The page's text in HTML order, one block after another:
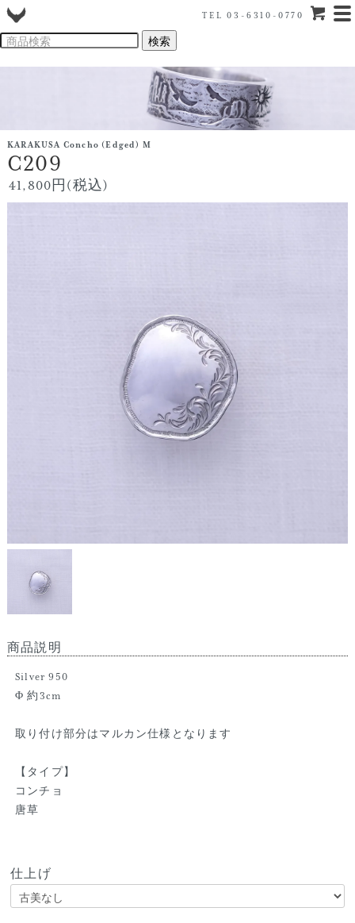
TEL 03-6310-0770
KARAKUSA Concho (Edged) M
C209
41,800円(税込)
商品説明
Silver 950
Φ 約3cm
取り付け部分はマルカン仕様となります
【タイプ】
コンチョ
唐草
仕上げ